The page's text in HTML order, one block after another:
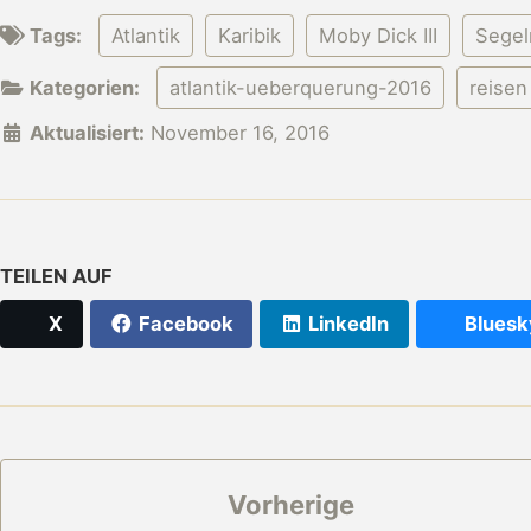
Tags: Atlantik Karibik Moby Dick III
Kategorien: atlantik-ueberquerung-2016
reisen
Aktualisiert: November 16, 2016
TEILEN AUF
X Facebook LinkedIn
Vorherige